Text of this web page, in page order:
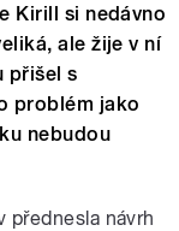
Kirill si nedávno
ale žije v ní
přišel s
problém jako
nebudou
přednesla návrh